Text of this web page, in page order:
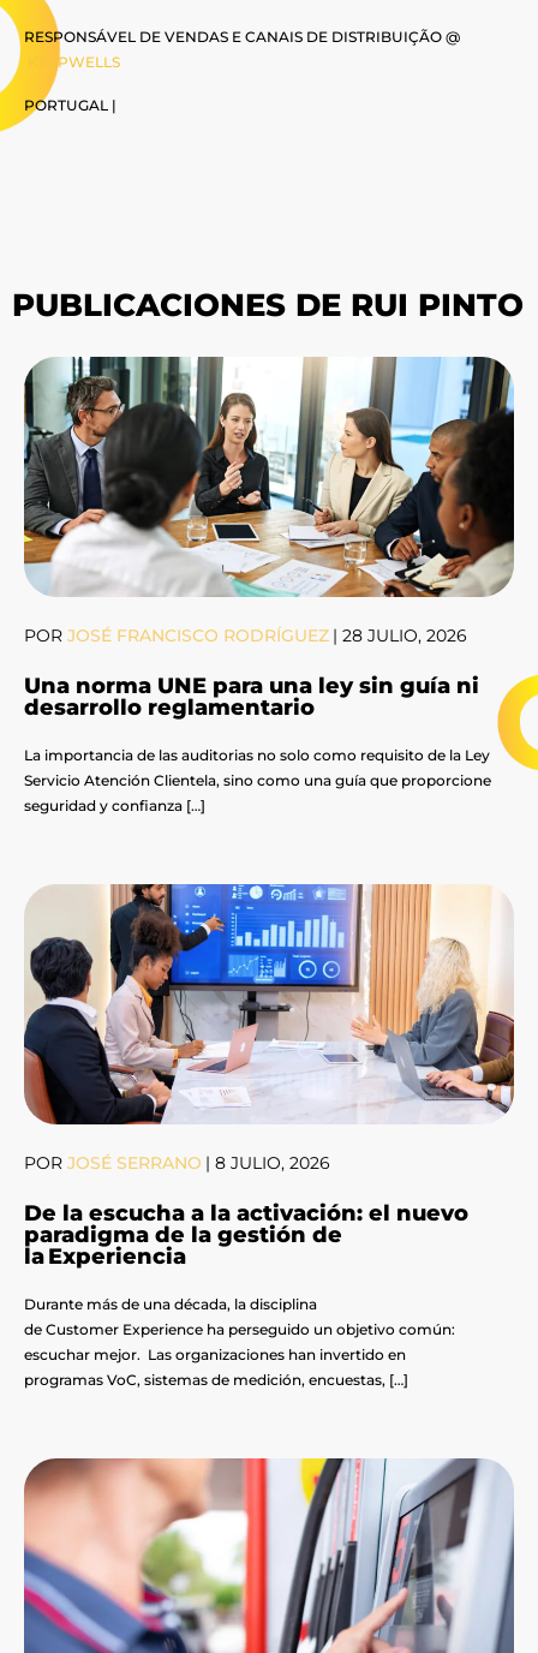
RESPONSÁVEL DE VENDAS E CANAIS DE DISTRIBUIÇÃO @
KEEPWELLS
PORTUGAL |
PUBLICACIONES DE RUI PINTO
POR JOSÉ FRANCISCO RODRÍGUEZ | 28 JULIO, 2026
Una norma UNE para una ley sin guía ni
desarrollo reglamentario
La importancia de las auditorias no solo como requisito de la Ley
Servicio Atención Clientela, sino como una guía que proporcione
seguridad y confianza […]
POR JOSÉ SERRANO | 8 JULIO, 2026
De la escucha a la activación: el nuevo
paradigma de la gestión de
la Experiencia
Durante más de una década, la disciplina
de Customer Experience ha perseguido un objetivo común:
escuchar mejor. Las organizaciones han invertido en
programas VoC, sistemas de medición, encuestas, […]